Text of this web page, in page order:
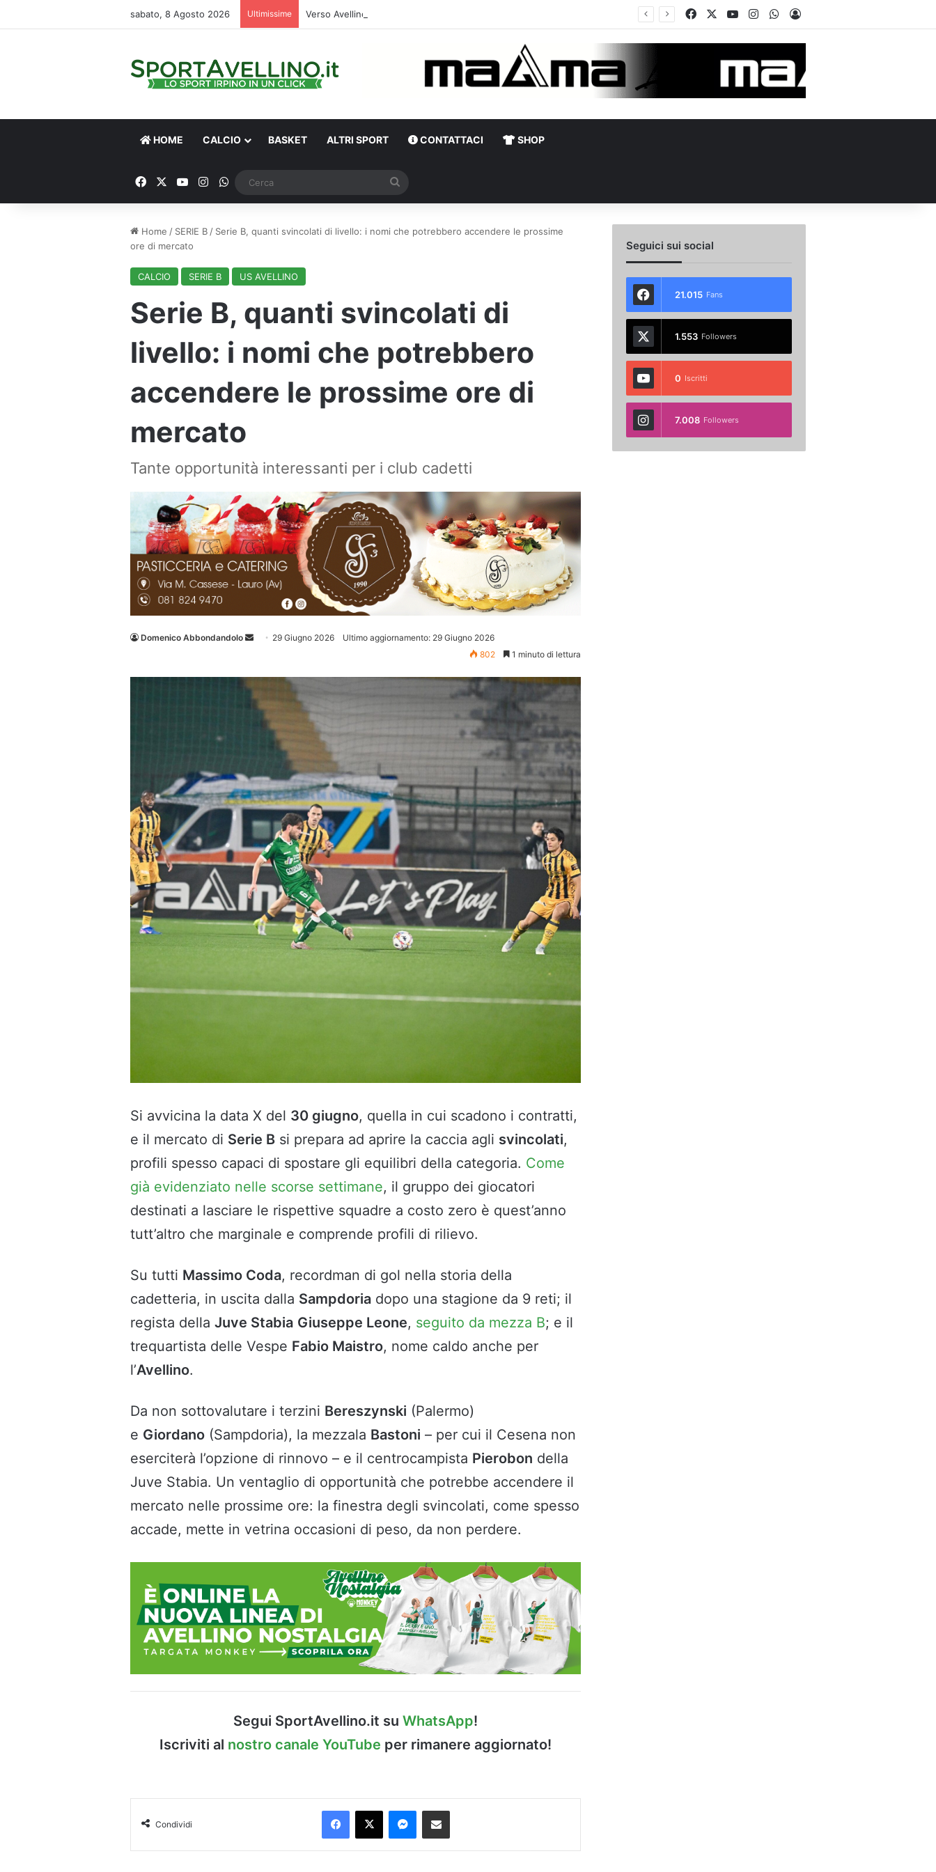
sabato, 8 Agosto 2026 Ultimissime Verso Avellino-Torino, il focus sulla formazione granata FacebookYou TubeInstagramWhatsApp
Accedi
HOME CALCIO BASKET ALTRI SPORT CONTATTACI SHOP
FacebookYou TubeInstagram
WhatsApp
Home / SERIE B / Serie B, quanti svincolati di livello: i nomi che potrebbero accendere le prossime
ore di mercato
CALCIO SERIE B US AVELLINO
Serie B, quanti svincolati di
livello: i nomi che potrebbero
accendere le prossime ore di
mercato
Tante opportunità interessanti per i club cadetti
Domenico Abbondandolo
Invia 29 Giugno 2026
Ultimo aggiornamento: 29 Giugno 2026
802
1 minuto di lettura
Si avvicina la data X del 30 giugno, quella in cui scadono i contratti,
e il mercato di Serie B si prepara ad aprire la caccia agli svincolati,
profili spesso capaci di spostare gli equilibri della categoria. Come
già evidenziato nelle scorse settimane, il gruppo dei giocatori
destinati a lasciare le rispettive squadre a costo zero è quest’anno
tutt’altro che marginale e comprende profili di rilievo.
Su tutti Massimo Coda, recordman di gol nella storia della
cadetteria, in uscita dalla Sampdoria dopo una stagione da 9 reti; il
regista della Juve Stabia Giuseppe Leone, seguito da mezza B; e il
trequartista delle Vespe Fabio Maistro, nome caldo anche per
l’Avellino.
Da non sottovalutare i terzini Bereszynski (Palermo)
e Giordano (Sampdoria), la mezzala Bastoni – per cui il Cesena non
eserciterà l’opzione di rinnovo – e il centrocampista Pierobon della
Juve Stabia. Un ventaglio di opportunità che potrebbe accendere il
mercato nelle prossime ore: la finestra degli svincolati, come spesso
accade, mette in vetrina occasioni di peso, da non perdere.
Segui SportAvellino.it su WhatsApp!
Iscriviti al nostro canale YouTube per rimanere aggiornato!
Condividi
Facebook
X Messenger
Condividi via Email
Seguici sui social
21.015 Fans
1.553 Followers
0 Iscritti
7.008 Followers